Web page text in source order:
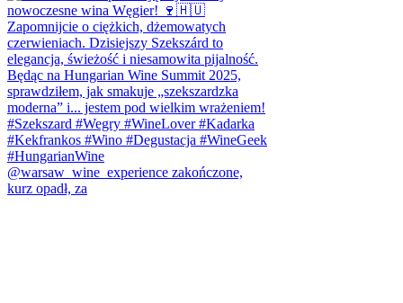
@warsaw_wine_experience zakończone,
kurz opadł, za